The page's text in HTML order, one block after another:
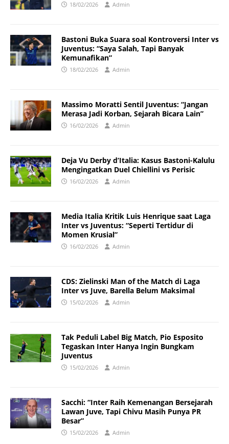
18/02/2026 Admin
Bastoni Buka Suara soal Kontroversi Inter vs
Juventus: “Saya Salah, Tapi Banyak
Kemunafikan”
18/02/2026 Admin
Massimo Moratti Sentil Juventus: “Jangan
Merasa Jadi Korban, Sejarah Bicara Lain”
16/02/2026 Admin
Deja Vu Derby d’Italia: Kasus Bastoni-Kalulu
Mengingatkan Duel Chiellini vs Perisic
16/02/2026 Admin
Media Italia Kritik Luis Henrique saat Laga
Inter vs Juventus: “Seperti Tertidur di
Momen Krusial”
16/02/2026 Admin
CDS: Zielinski Man of the Match di Laga
Inter vs Juve, Barella Belum Maksimal
15/02/2026 Admin
Tak Peduli Label Big Match, Pio Esposito
Tegaskan Inter Hanya Ingin Bungkam
Juventus
15/02/2026 Admin
Sacchi: “Inter Raih Kemenangan Bersejarah
Lawan Juve, Tapi Chivu Masih Punya PR
Besar”
15/02/2026 Admin